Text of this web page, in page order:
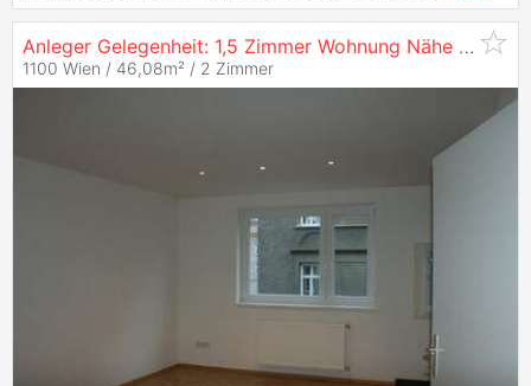
Anleger Gelegenheit: 1,5 Zimmer Wohnung Nähe
1100 Wien / 46,08m² / 2 Zimmer